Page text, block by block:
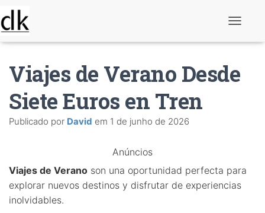
r
n
ç
o
Viajes de Verano Desde
Siete Euros en Tren
Publicado por David em 1 de junho de 2026
Anúncios
Viajes de Verano son una oportunidad perfecta para
explorar nuevos destinos y disfrutar de experiencias
inolvidables.